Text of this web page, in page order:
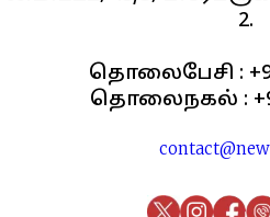
2.
தொலைபேசி : +94
தொலைநகல் : +94